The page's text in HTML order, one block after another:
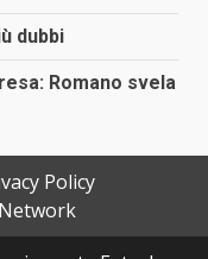
dubbi
Romano svela
Policy
Network